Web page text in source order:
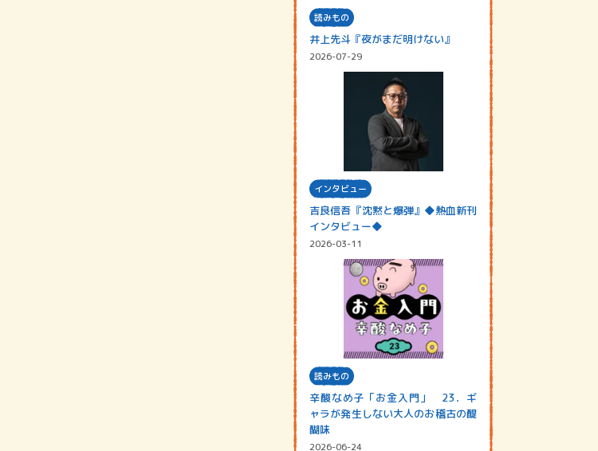
読みもの
井上先斗『夜がまだ明けない』
2026-07-29
インタビュー
吉良信吾『沈黙と爆弾』◆熱血新刊
インタビュー◆
2026-03-11
読みもの
辛酸なめ子「お金入門」 23．ギ
ャラが発生しない大人のお稽古の醍
醐味
2026-06-24